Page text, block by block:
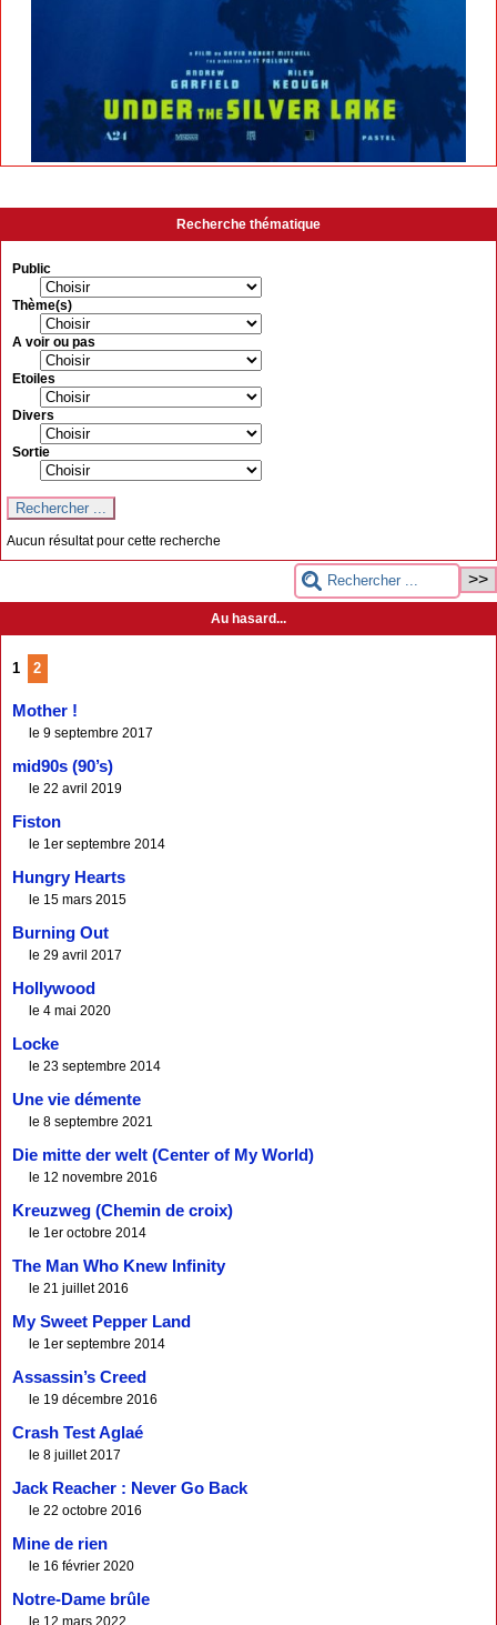
Recherche thématique
Public
Thème(s)
A voir ou pas
Etoiles
Divers
Sortie
Aucun résultat pour cette recherche
Au hasard...
1 2
Mother !
le 9 septembre 2017
mid90s (90’s)
le 22 avril 2019
Fiston
le 1er septembre 2014
Hungry Hearts
le 15 mars 2015
Burning Out
le 29 avril 2017
Hollywood
le 4 mai 2020
Locke
le 23 septembre 2014
Une vie démente
le 8 septembre 2021
Die mitte der welt (Center of My World)
le 12 novembre 2016
Kreuzweg (Chemin de croix)
le 1er octobre 2014
The Man Who Knew Infinity
le 21 juillet 2016
My Sweet Pepper Land
le 1er septembre 2014
Assassin’s Creed
le 19 décembre 2016
Crash Test Aglaé
le 8 juillet 2017
Jack Reacher : Never Go Back
le 22 octobre 2016
Mine de rien
le 16 février 2020
Notre-Dame brûle
le 12 mars 2022